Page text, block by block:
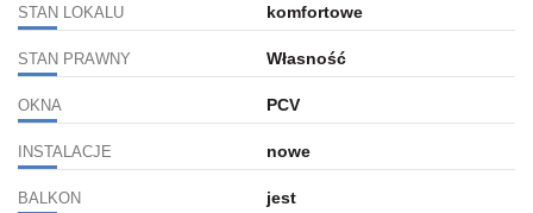
STAN LOKALU komfortowe
STAN PRAWNY Własność
OKNA PCV
INSTALACJE nowe
BALKON jest